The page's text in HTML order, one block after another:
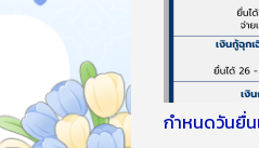
กำหนดวันยื่น